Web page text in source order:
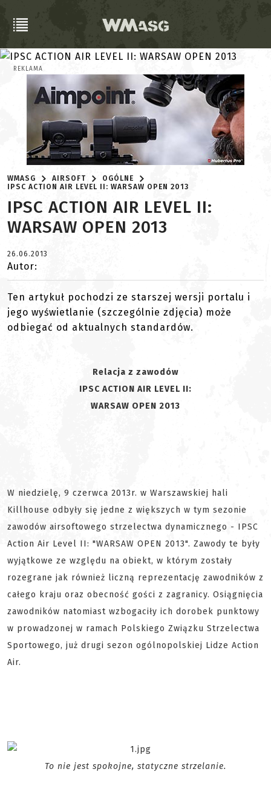
REKLAMA
WMASG AIRSOFT
OGÓLNE
IPSC ACTION AIR LEVEL II: WARSAW OPEN 2013
IPSC ACTION AIR LEVEL II:
WARSAW OPEN 2013
26.06.2013
Autor:
Ten artykuł pochodzi ze starszej wersji portalu i
jego wyświetlanie (szczególnie zdjęcia) może
odbiegać od aktualnych standardów.
Relacja z zawodów
IPSC ACTION AIR LEVEL II:
WARSAW OPEN 2013
W niedzielę, 9 czerwca 2013r. w Warszawskiej hali
Killhouse odbyły się jedne z większych w tym sezonie
zawodów airsoftowego strzelectwa dynamicznego - IPSC
Action Air Level II: "WARSAW OPEN 2013". Zawody te były
wyjątkowe ze względu na obiekt, w którym zostały
rozegrane jak również liczną reprezentację zawodników z
całego kraju oraz obecność gości z zagranicy. Osiągnięcia
zawodników natomiast wzbogaciły ich dorobek punktowy
w prowadzonej w ramach Polskiego Związku Strzelectwa
Sportowego, już drugi sezon ogólnopolskiej Lidze Action
Air.
To nie jest spokojne, statyczne strzelanie.